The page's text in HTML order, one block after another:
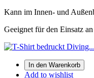
Kann im Innen- und
Geeignet für den Einsatz
In den Warenkorb
Add to wishlist